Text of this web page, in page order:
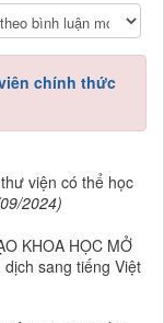
chính thức
viện có thể học
2024)
KHOA HỌC MỞ
sang tiếng Việt